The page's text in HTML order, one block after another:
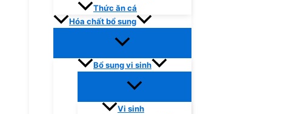
Thức ăn cá
Hóa chất bổ sung
Bổ sung vi sinh
Vi sinh